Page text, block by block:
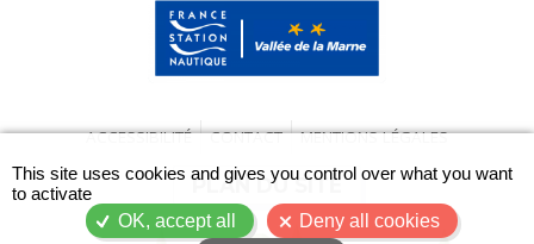
ACCESSIBILITÉ CONTACT MENTIONS LÉGALES
PLAN DU SITE
This site uses cookies and gives you control over what you want
to activate
OK, accept all
Deny all cookies